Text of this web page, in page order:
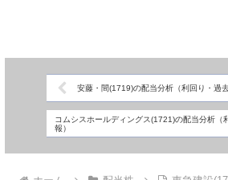
安藤・間(1719)の配当分析（利回り・過去
コムシスホールディングス(1721)の配当分析（
報）